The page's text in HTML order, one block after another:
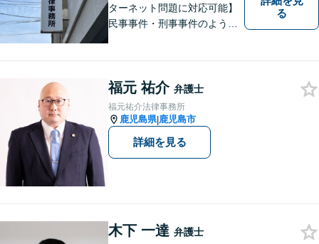
ターネット問題に対応可能】
民事事件・刑事事件のような
合わせも受け付けておりま
す。お気軽にご相談くださ
い。
る
福元 祐介 弁護士
福元祐介法律事務所
鹿児島県|鹿児島市
詳細を見る
木下 一達 弁護士